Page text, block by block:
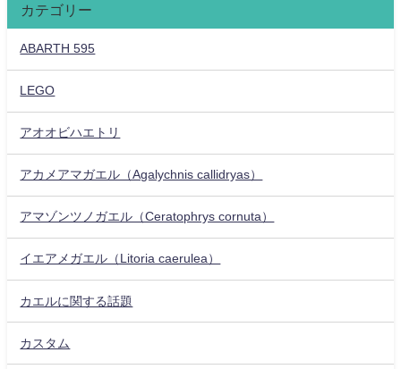
カテゴリー
ABARTH 595
LEGO
アオオビハエトリ
アカメアマガエル（Agalychnis callidryas）
アマゾンツノガエル（Ceratophrys cornuta）
イエアメガエル（Litoria caerulea）
カエルに関する話題
カスタム